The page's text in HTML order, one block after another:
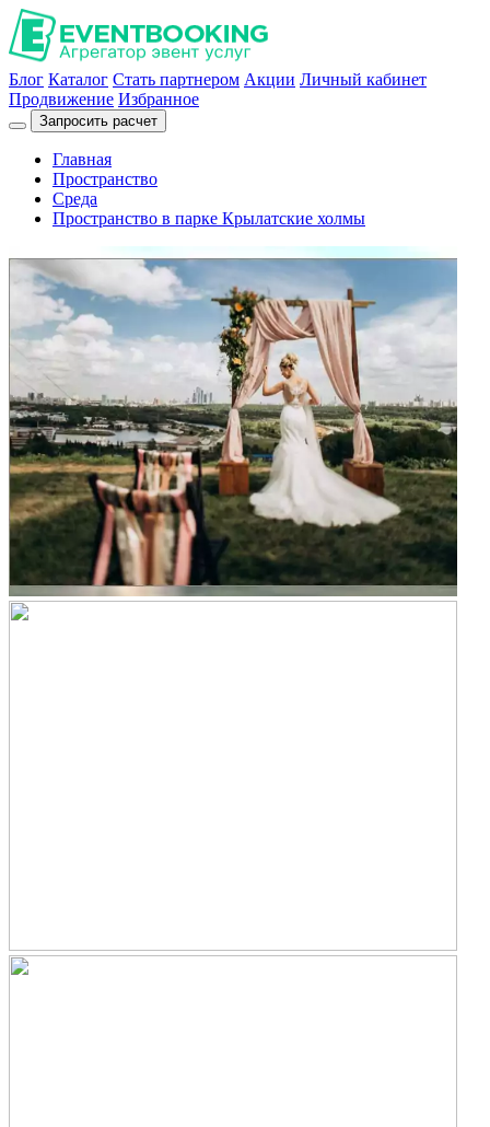
Блог Каталог Стать партнером Акции Личный кабинет
Продвижение Избранное
Запросить расчет
Главная
Пространство
Среда
Пространство в парке Крылатские холмы